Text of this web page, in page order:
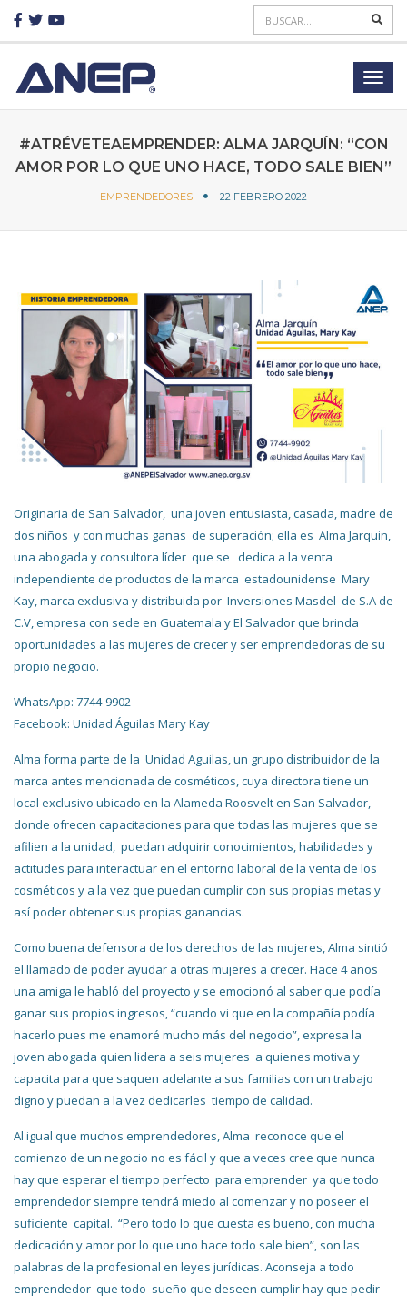
#ATRÉVETEAEMPRENDER: ALMA JARQUÍN: “CON
AMOR POR LO QUE UNO HACE, TODO SALE BIEN”
EMPRENDEDORES 22 FEBRERO 2022
Originaria de San Salvador, una joven entusiasta, casada, madre de
dos niños y con muchas ganas de superación; ella es Alma Jarquin,
una abogada y consultora líder que se dedica a la venta
independiente de productos de la marca estadounidense Mary
Kay, marca exclusiva y distribuida por Inversiones Masdel de S.A de
C.V, empresa con sede en Guatemala y El Salvador que brinda
oportunidades a las mujeres de crecer y ser emprendedoras de su
propio negocio.
WhatsApp: 7744-9902
Facebook: Unidad Águilas Mary Kay
Alma forma parte de la Unidad Aguilas, un grupo distribuidor de la
marca antes mencionada de cosméticos, cuya directora tiene un
local exclusivo ubicado en la Alameda Roosvelt en San Salvador,
donde ofrecen capacitaciones para que todas las mujeres que se
afilien a la unidad, puedan adquirir conocimientos, habilidades y
actitudes para interactuar en el entorno laboral de la venta de los
cosméticos y a la vez que puedan cumplir con sus propias metas y
así poder obtener sus propias ganancias.
Como buena defensora de los derechos de las mujeres, Alma sintió
el llamado de poder ayudar a otras mujeres a crecer. Hace 4 años
una amiga le habló del proyecto y se emocionó al saber que podía
ganar sus propios ingresos, “cuando vi que en la compañía podía
hacerlo pues me enamoré mucho más del negocio”, expresa la
joven abogada quien lidera a seis mujeres a quienes motiva y
capacita para que saquen adelante a sus familias con un trabajo
digno y puedan a la vez dedicarles tiempo de calidad.
Al igual que muchos emprendedores, Alma reconoce que el
comienzo de un negocio no es fácil y que a veces cree que nunca
hay que esperar el tiempo perfecto para emprender ya que todo
emprendedor siempre tendrá miedo al comenzar y no poseer el
suficiente capital. “Pero todo lo que cuesta es bueno, con mucha
dedicación y amor por lo que uno hace todo sale bien”, son las
palabras de la profesional en leyes jurídicas. Aconseja a todo
emprendedor que todo sueño que deseen cumplir hay que pedir